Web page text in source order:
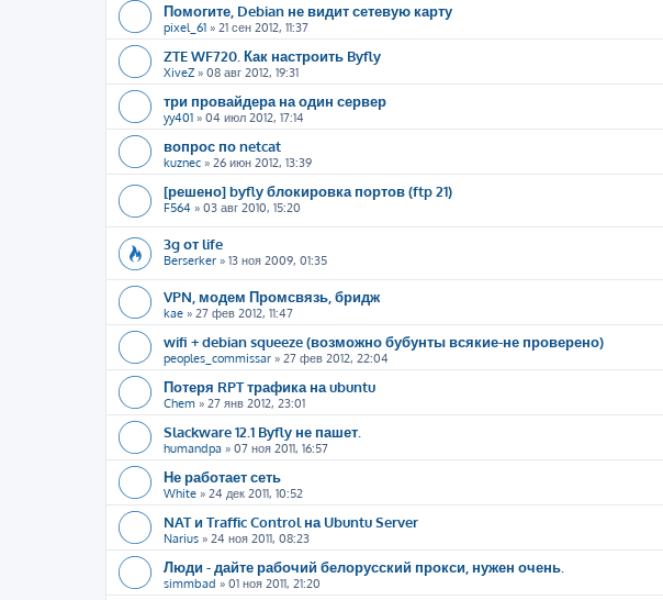
Помогите, Debian не видит сетевую карту
pixel_61 » 21 сен 2012, 11:37
ZTE WF720. Как настроить Byfly
XiveZ » 08 авг 2012, 19:31
три провайдера на один сервер
yy401 » 04 июл 2012, 17:14
вопрос по netcat
kuznec » 26 июн 2012, 13:39
[решено] byfly блокировка портов (ftp 21)
F564 » 03 авг 2010, 15:20
3g от life
Berserker » 13 ноя 2009, 01:35
VPN, модем Промсвязь, бридж
kae » 27 фев 2012, 11:47
wifi + debian squeeze (возможно бубунты всякие-не проверено)
peoples_commissar » 27 фев 2012, 22:04
Потеря RPT трафика на ubuntu
Chem » 27 янв 2012, 23:01
Slackware 12.1 Byfly не пашет.
humandpa » 07 ноя 2011, 16:57
Не работает сеть
White » 24 дек 2011, 10:52
NAT и Traffic Control на Ubuntu Server
Narius » 24 ноя 2011, 08:23
Люди - дайте рабочий белорусский прокси, нужен очень.
simmbad » 01 ноя 2011, 21:20